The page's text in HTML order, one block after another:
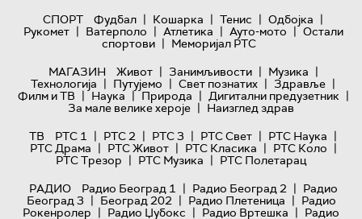
СПОРТ
Фудбал | Кошарка | Тенис | Одбојка |
Рукомет | Ватерполо | Атлетика | Ауто-мото | Остали
спортови | Меморијал РТС
МАГАЗИН
Живот | Занимљивости | Музика |
Технологијa | Путујемо | Свет познатих | Здравље |
Филм и ТВ | Наука | Природа | Дигитални предузетник |
За мале велике хероје | Наизглед здрав
ТВ
РТС 1 | РТС 2 | РТС 3 | РТС Свет | РТС Наука |
РТС Драма | РТС Живот | РТС Класика | РТС Коло |
РТС Трезор | РТС Музика | РТС Полетарац
РАДИО
Радио Београд 1 | Радио Београд 2 | Радио
Београд 3 | Београд 202 | Радио Плетеница | Радио
Рокенролер | Радио Џубокс | Радио Вртешка | Радио